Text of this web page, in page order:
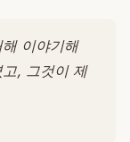
이야기해
, 그것이 제